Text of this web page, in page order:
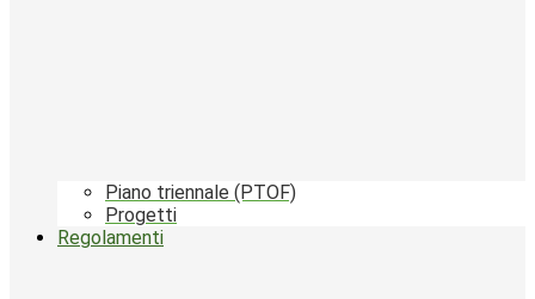
Piano triennale (PTOF)
Progetti
Regolamenti